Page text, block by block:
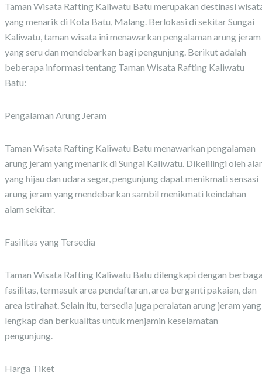
Taman Wisata Rafting Kaliwatu Batu merupakan destinasi
yang menarik di Kota Batu, Malang. Berlokasi di sekitar Sungai
Kaliwatu, taman wisata ini menawarkan pengalaman arung jeram
yang seru dan mendebarkan bagi pengunjung. Berikut adalah
beberapa informasi tentang Taman Wisata Rafting Kaliwatu
Batu:
Pengalaman Arung Jeram
Taman Wisata Rafting Kaliwatu Batu menawarkan pengalaman
arung jeram yang menarik di Sungai Kaliwatu. Dikelilingi oleh
yang hijau dan udara segar, pengunjung dapat menikmati sensasi
arung jeram yang mendebarkan sambil menikmati keindahan
alam sekitar.
Fasilitas yang Tersedia
Taman Wisata Rafting Kaliwatu Batu dilengkapi dengan
fasilitas, termasuk area pendaftaran, area berganti pakaian, dan
area istirahat. Selain itu, tersedia juga peralatan arung jeram yang
lengkap dan berkualitas untuk menjamin keselamatan
pengunjung.
Harga Tiket